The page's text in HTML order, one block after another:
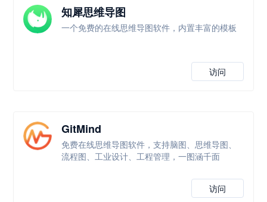
知犀思维导图
一个免费的在线思维导图软件，内置丰富的模板
访问
GitMind
免费在线思维导图软件，支持脑图、思维导图、
流程图、工业设计、工程管理，一图涵千面
访问